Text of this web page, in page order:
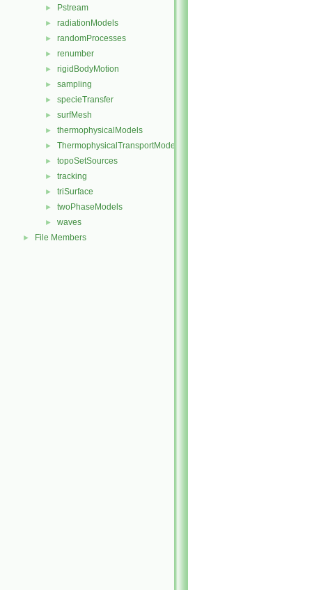
► Pstream
► radiationModels
► randomProcesses
► renumber
► rigidBodyMotion
► sampling
► specieTransfer
► surfMesh
► thermophysicalModels
► ThermophysicalTransportModels
► topoSetSources
► tracking
► triSurface
► twoPhaseModels
► waves
► File Members